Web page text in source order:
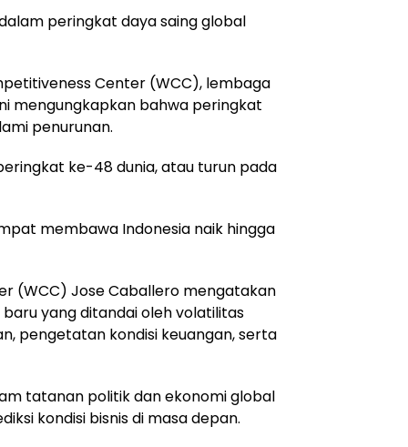
peringkat daya saing global
Center (WCC), lembaga
mengungkapkan bahwa peringkat
penurunan.
ke-48 dunia, atau turun pada
membawa Indonesia naik hingga
(WCC) Jose Caballero mengatakan
yang ditandai oleh volatilitas
pengetatan kondisi keuangan, serta
tatanan politik dan ekonomi global
kondisi bisnis di masa depan.